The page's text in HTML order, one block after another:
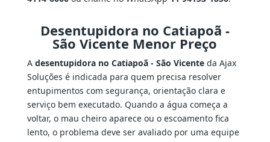
Desentupidora no Catiapoã -
São Vicente Menor Preço
A desentupidora no Catiapoã - São Vicenteda Ajax
Soluções é indicada para quem precisa resolver
entupimentos com segurança, orientação clara e
serviço bem executado. Quando a água começa a
voltar, o mau cheiro aparece ou o escoamento fica
lento, o problema deve ser avaliado por uma equipe